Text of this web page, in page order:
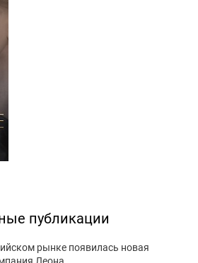
публикации
рынке появилась новая